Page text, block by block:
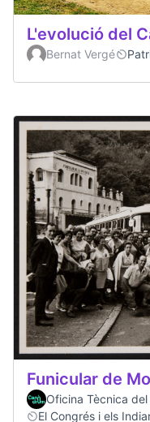
L'evolució del
Bernat Vergé
Funicular de
Oficina Tècnica
El Congrés i els